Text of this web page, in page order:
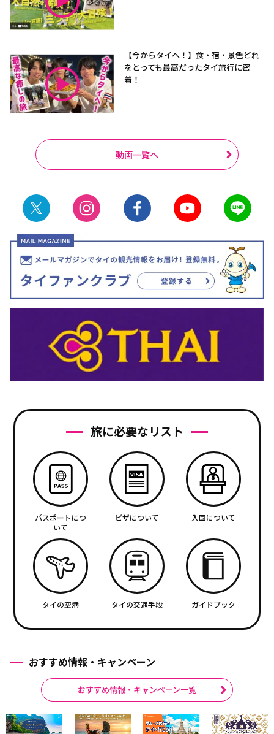
【今からタイへ！】食・宿・景色どれ
をとっても最高だったタイ旅行に密
着！
動画一覧へ
旅に必要なリスト
パスポートにつ
いて
ビザについて 入国について
タイの空港 タイの交通手段 ガイドブック
おすすめ情報・キャンペーン
おすすめ情報・キャンペーン一覧